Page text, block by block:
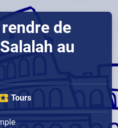
de
au
Tours